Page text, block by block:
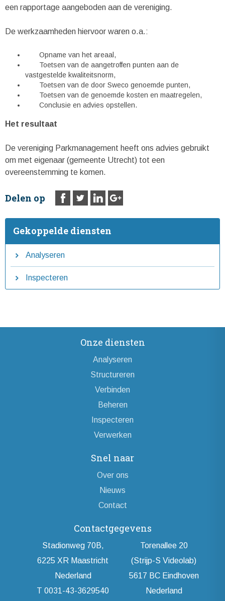
een rapportage aangeboden aan de vereniging.
De werkzaamheden hiervoor waren o.a.:
Opname van het areaal,
Toetsen van de aangetroffen punten aan de
vastgestelde kwaliteitsnorm,
Toetsen van de door Sweco genoemde punten,
Toetsen van de genoemde kosten en maatregelen,
Conclusie en advies opstellen.
Het resultaat
De vereniging Parkmanagement heeft ons advies gebruikt
om met eigenaar (gemeente Utrecht) tot een
overeenstemming te komen.
Delen op
Gekoppelde diensten
Analyseren
Inspecteren
Onze diensten
Analyseren
Structureren
Verbinden
Beheren
Inspecteren
Verwerken
Snel naar
Over ons
Nieuws
Contact
Contactgegevens
Stadionweg 70B,
6225 XR Maastricht
Nederland
T 0031-43-3629540
Torenallee 20
(Strijp-S Videolab)
5617 BC Eindhoven
Nederland